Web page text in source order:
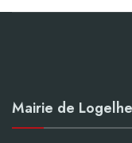
Mairie de